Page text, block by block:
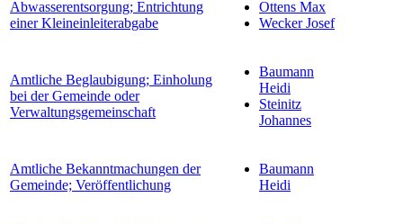
Abwasserentsorgung; Entrichtung
einer Kleineinleiterabgabe
Ottens Max
Wecker Josef
Amtliche Beglaubigung; Einholung
bei der Gemeinde oder
Verwaltungsgemeinschaft
Baumann
Heidi
Steinitz
Johannes
Amtliche Bekanntmachungen der
Gemeinde; Veröffentlichung
Baumann
Heidi